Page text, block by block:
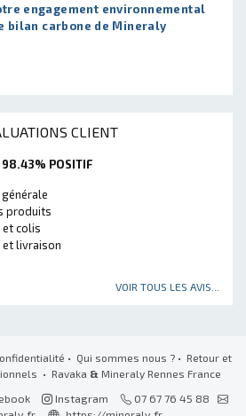
engagement environnemental
bilan carbone de Mineraly
CLIENT
98.43% POSITIF
produits
et colis
livraison
VOIR TOUS LES AVIS...
• Qui sommes nous ? • Retour et
• Ravaka & Mineraly Rennes France
Instagram
07 67 76 45 88